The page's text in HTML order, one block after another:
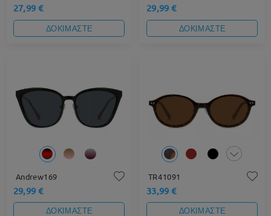
27,99 €
ΔΟΚΙΜΑΣΤΕ
29,99 €
ΔΟΚΙΜΑΣΤΕ
Andrew169
29,99 €
ΔΟΚΙΜΑΣΤΕ
TR41091
33,99 €
ΔΟΚΙΜΑΣΤΕ